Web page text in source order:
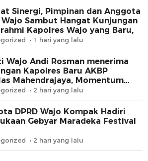
Sinergi, Pimpinan dan Anggota
Wajo Sambut Hangat Kunjungan
Kapolres Wajo yang Baru,
1 hari yang lalu
Wajo Andi Rosman menerima
Kapolres Baru AKBP
Mahendrajaya, Momentum
Sinergi
2 hari yang lalu
DPRD Wajo Kompak Hadiri
Gebyar Maradeka Festival
2 hari yang lalu